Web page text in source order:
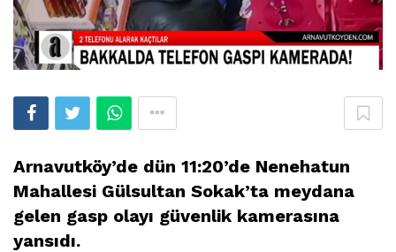
Arnavutköy’de dün 11:20’de Nenehatun
Mahallesi Gülsultan Sokak’ta meydana
gelen gasp olayı güvenlik kamerasına
yansıdı.